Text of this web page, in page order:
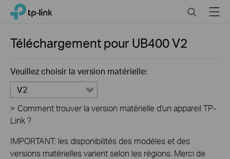
Click
the
navigation
TP-Link, Reliably Smart SearchMenu
Téléchargement pourUB400V2
Veuillez choisir la version matérielle:
V2
> Comment trouver la version matérielle d'un appareil TP-
Link ?
IMPORTANT: les disponibilités des modèles et des
versions matérielles varient selon les régions. Merci de